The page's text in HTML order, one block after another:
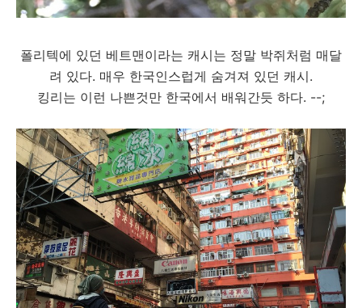
폴리텍에 있던 베트맨이라는 캐시는 정말 박쥐처럼 매달
려 있다. 매우 한국인스럽게 숨겨져 있던 캐시.
킹리는 이런 나쁜것만 한국에서 배워간듯 하다. --;